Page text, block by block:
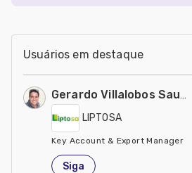
Usuários em destaque
Gerardo Villalobos Saume
LIPTOSA
Key Account & Export Manager
Colômbia
Siga